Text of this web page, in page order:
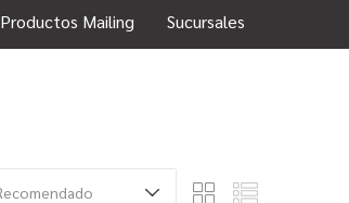
Productos Mailing Sucursales